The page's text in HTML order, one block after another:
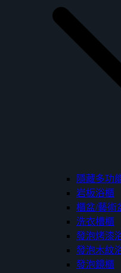
隱藏多功
岩板浴櫃
櫃盆/藝術
洗衣槽櫃
發泡烤漆
發泡木紋
發泡鏡櫃